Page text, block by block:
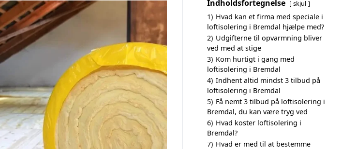
Indholdsfortegnelse skjul
1) Hvad kan et firma med speciale i
loftisolering i Bremdal hjælpe med?
2) Udgifterne til opvarmning bliver
ved med at stige
3) Kom hurtigt i gang med
loftisolering i Bremdal
4) Indhent altid mindst 3 tilbud på
loftisolering i Bremdal
5) Få nemt 3 tilbud på loftisolering i
Bremdal, du kan være tryg ved
6) Hvad koster loftisolering i
Bremdal?
7) Hvad er med til at bestemme